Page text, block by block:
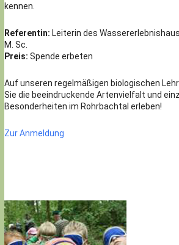
kennen.
Referentin: Leiterin des
M. Sc.
Preis: Spende erbeten
Auf unseren regelmäßigen biologischen
Sie die beeindruckende Artenvielfalt und
Besonderheiten im Rohrbachtal erleben!
Zur Anmeldung